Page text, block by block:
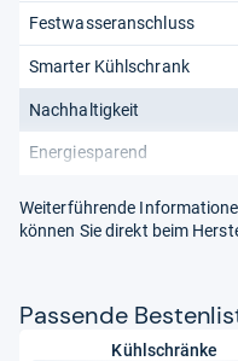
Festwasseranschluss
Smarter Kühlschrank
Nachhaltigkeit
Energiesparend
Weiterführende
können Sie direkt beim
Pas­sende
Kühlschränke